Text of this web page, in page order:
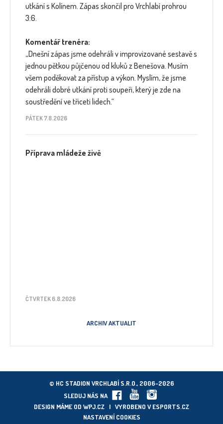
utkání s Kolínem. Zápas skončil pro Vrchlabí prohrou
3:6.
Komentář trenéra:
„Dnešní zápas jsme odehráli v improvizované sestavě s
jednou pětkou půjčenou od kluků z Benešova. Musím
všem poděkovat za přístup a výkon. Myslím, že jsme
odehráli dobré utkání proti soupeři, který je zde na
soustředění ve třiceti lidech.“
PÁTEK 7.8.2026
Příprava mládeže živě
ČTVRTEK 6.8.2026
ARCHIV AKTUALIT
© HC STADION VRCHLABÍ S.R.O., 2006–2026
SLEDUJ NÁS NA
DESIGN MÁME OD WPJ.CZ | VYROBENO VESPORTS.CZ
NASTAVENÍ COOKIES